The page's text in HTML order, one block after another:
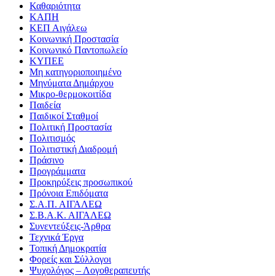
Καθαριότητα
ΚΑΠΗ
ΚΕΠ Αιγάλεω
Κοινωνική Προστασία
Κοινωνικό Παντοπωλείο
ΚΥΠΕΕ
Μη κατηγοριοποιημένο
Μηνύματα Δημάρχου
Μικρο-θερμοκοιτίδα
Παιδεία
Παιδικοί Σταθμοί
Πολιτική Προστασία
Πολιτισμός
Πολιτιστική Διαδρομή
Πράσινο
Προγράμματα
Προκηρύξεις προσωπικού
Πρόνοια Επιδόματα
Σ.Α.Π. ΑΙΓΑΛΕΩ
Σ.Β.Α.Κ. ΑΙΓΑΛΕΩ
Συνεντεύξεις-Άρθρα
Τεχνικά Έργα
Τοπική Δημοκρατία
Φορείς και Σύλλογοι
Ψυχολόγος – Λογοθεραπευτής